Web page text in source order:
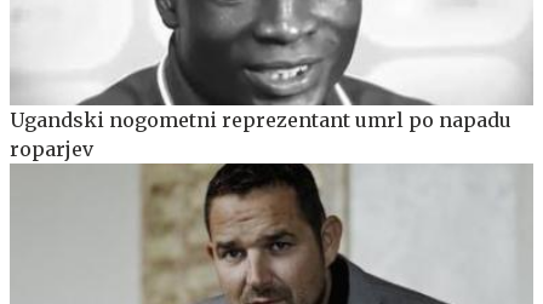
Ugandski nogometni reprezentant umrl po napadu
roparjev